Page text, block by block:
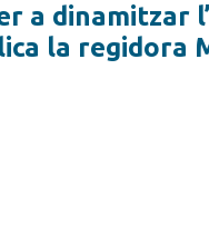
a dinamitzar
la regidora